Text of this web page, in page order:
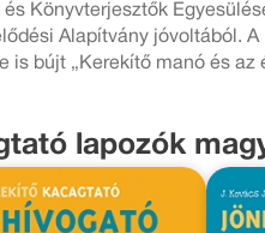
és Könyvterjesztők
Alapítvány jóvoltából.
is bújt „Kerekítő manó és
lapozók